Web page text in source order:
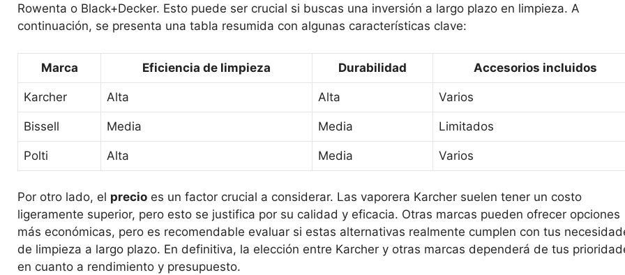
Rowenta o Black+Decker. Esto puede ser crucial si buscas una inversión a largo plazo en limpieza. A
continuación, se presenta una tabla resumida con algunas características clave:
Marca Eficiencia de limpieza Durabilidad Accesorios incluidos
Karcher Alta Alta Varios
Bissell Media Media Limitados
Polti Alta Media Varios
Por otro lado, el precio es un factor crucial a considerar. Las vaporera Karcher suelen tener un costo
ligeramente superior, pero esto se justifica por su calidad y eficacia. Otras marcas pueden ofrecer opciones
más económicas, pero es recomendable evaluar si estas alternativas realmente cumplen con tus
de limpieza a largo plazo. En definitiva, la elección entre Karcher y otras marcas dependerá de tus
en cuanto a rendimiento y presupuesto.